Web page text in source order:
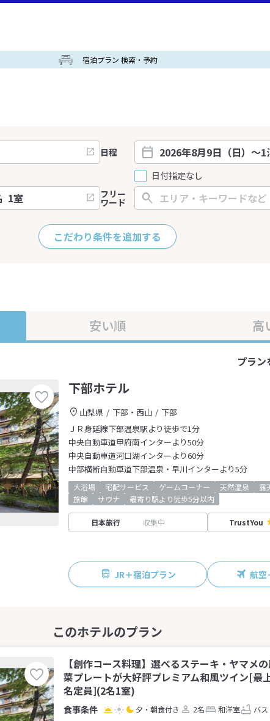
宿泊プラン 検索・予約
日程
日付指定なし
フリー
ワード
こだわり条件を追加する
安い順 高
プラン
下部ホテル
山梨県 下部・西山
下部
ＪＲ身延線下部温泉駅より徒歩で1分
中央自動車道甲府南インターより50分
中央自動車道河口湖インターより60分
中部横断自動車道下部温泉・早川インターより5分
大浴場 宅配サービス ゲームコーナー 天然温泉 露
旅館
サウナ 最寄り駅より徒歩5分以内
日本旅行 収集中 TrustYou
JR＋宿泊プラン 航空
【創作コース料理】選べるステーキ・ヤマメ
菜プレートが大好評プレミアム和風ツイン[最
名定員](2名1室)
夕・朝食付き 2名 和洋室 バス